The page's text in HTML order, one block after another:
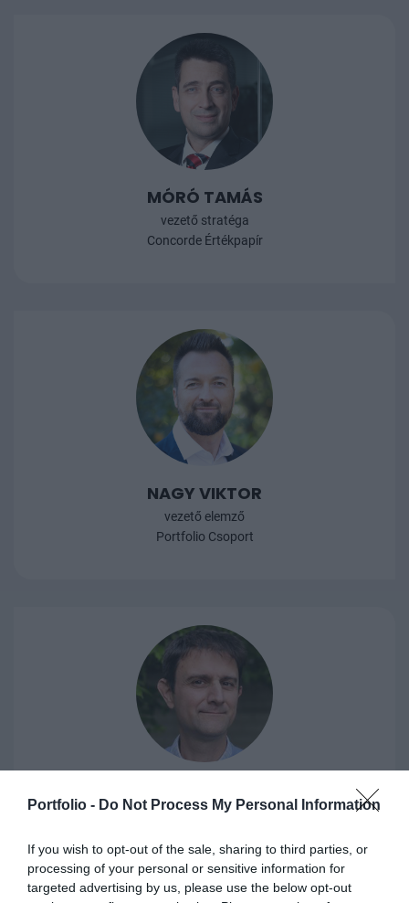
Portfolio - Do Not Process My Personal Information
If you wish to opt-out of the sale, sharing to third parties, or
processing of your personal or sensitive information for
targeted advertising by us, please use the below opt-out
MÓRÓ TAMÁS
vezető stratéga
Concorde Értékpapír
NAGY VIKTOR
vezető elemző
Portfolio Csoport
tudományos főmunkatárs